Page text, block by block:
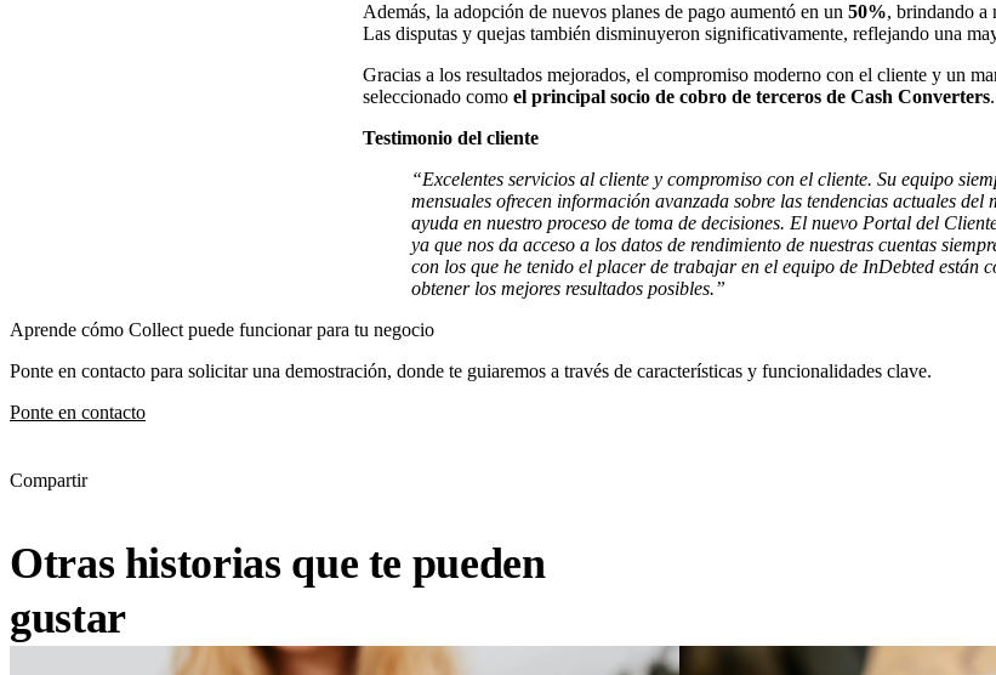
Además, la adopción de nuevos planes de pago aumentó en un 50%, brindando a
Las disputas y quejas también disminuyeron significativamente, reflejando una
Gracias a los resultados mejorados, el compromiso moderno con el cliente y un
seleccionado como el principal socio de cobro de terceros de Cash Converters.
Testimonio del cliente
“Excelentes servicios al cliente y compromiso con el cliente. Su equipo
mensuales ofrecen información avanzada sobre las tendencias actuales del
ayuda en nuestro proceso de toma de decisiones. El nuevo Portal del
ya que nos da acceso a los datos de rendimiento de nuestras cuentas
con los que he tenido el placer de trabajar en el equipo de InDebted están
obtener los mejores resultados posibles.”
Aprende cómo Collect puede funcionar para tu negocio
Ponte en contacto para solicitar una demostración, donde te guiaremos a través de características y funcionalidades clave.
Ponte en contacto
Compartir
Otras historias que te pueden
gustar